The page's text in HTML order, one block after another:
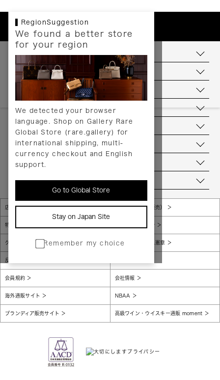
RegionSuggestion
We found a better store
for your region
We detected your browser
language. Shop on Gallery Rare
Global Store (rare.gallery) for
international shipping, multi-
currency checkout and English
support.
Go to Global Store
Stay on Japan Site
Remember my choice
お支払いについて
配送について
送料について
返品について
ヘルプ
お問い合わせ
当店について
店舗一覧 販売規約（店頭販売）
特定商取引法に基づく表示 個人情報保護方針
グローバルプライバシーポリシー コンプライアンス憲章
反社会的勢力に対する基本方針
会員規約 会社情報
海外通販サイト NBAA
ブランディア販売サイト 高級ワイン・ウイスキー通販 moment